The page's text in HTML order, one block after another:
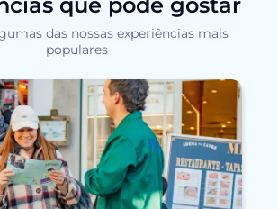
das nossas experiências mais
populares